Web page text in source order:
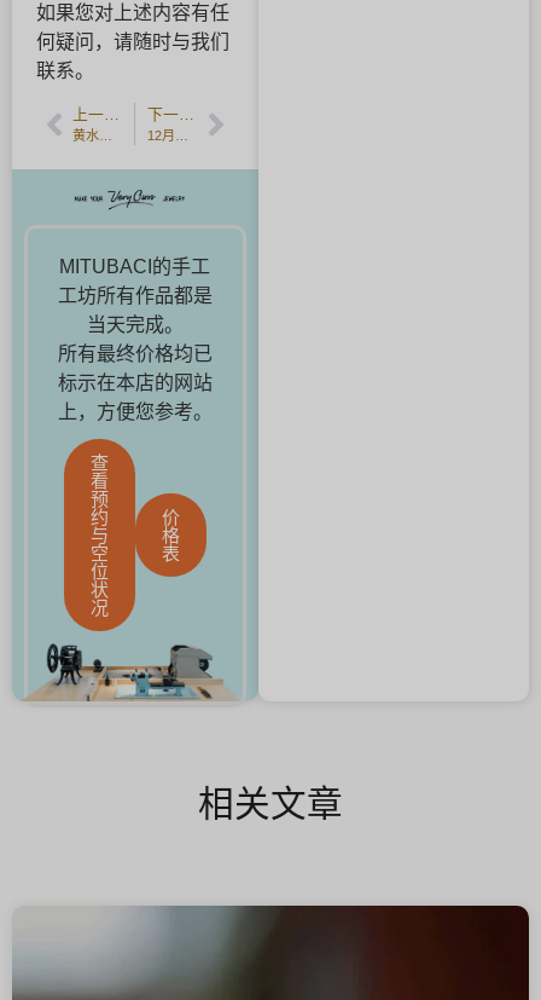
如果您对上述内容有任
何疑问，请随时与我们
联系。
上一篇文章 下一篇文章
MITUBACI的手工
工坊所有作品都是
当天完成。
所有最终价格均已
标示在本店的网站
上，方便您参考。
查
看
预
约
与
空
位
状
况
价
格
表
相关文章